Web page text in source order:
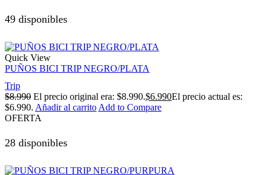
49 disponibles
Quick View
PUÑOS BICI TRIP NEGRO/PLATA
Trip
$8.990 El precio original era: $8.990.$6.990El precio actual es:
$6.990. Añadir al carrito Add to Compare
OFERTA
28 disponibles